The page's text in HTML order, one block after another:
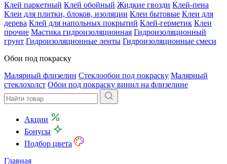
Клей паркетный Клей обойный Жидкие гвозди Клей-пена
Клеи для плитки, блоков, изоляции Клеи бытовые Клеи для
дерева Клей для напольных покрытий Клей-герметик Клеи
прочие Мастика гидроизоляционная Гидроизоляционный
грунт Гидроизоляционные ленты Гидроизоляционные смеси
Обои под покраску
Малярный флизелин Стеклообои под покраску Малярный
стеклохолст Обои под покраску винил на флизелине
Акции
Бонусы
Подбор цвета
Главная